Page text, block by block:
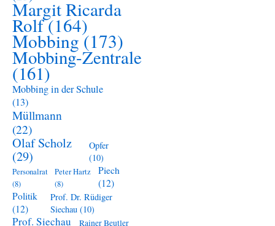
Margit Ricarda
Rolf(164)
Mobbing(173)
Mobbing-Zentrale
(161)
Mobbing in der Schule
(13)
Müllmann
(22)
Olaf Scholz
(29)
Opfer
(10)
Personalrat
(8)
Peter Hartz
(8)
Piech
(12)
Politik
(12)
Prof. Dr. Rüdiger
Siechau (10)
Prof. Siechau
Rainer Beutler